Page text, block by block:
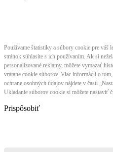
Používame štatistiky a súbory cookie pre váš
stránok súhlasíte s ich používaním. Ak si
personalizované reklamy, môžete vymazať
vrátane cookie súborov. Viac informácií o
ochrane osobných údajov nájdete v časti
Ukladanie súborov cookie si môžete nastaviť
Prispôsobiť